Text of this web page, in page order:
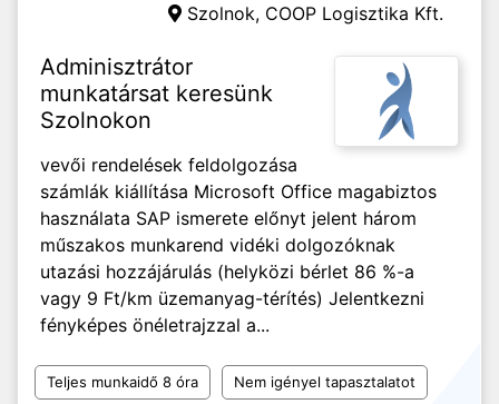
Szolnok, COOP Logisztika Kft.
Adminisztrátor
munkatársat keresünk
Szolnokon
vevői rendelések feldolgozása
számlák kiállítása Microsoft Office magabiztos
használata SAP ismerete előnyt jelent három
műszakos munkarend vidéki dolgozóknak
utazási hozzájárulás (helyközi bérlet 86 %-a
vagy 9 Ft/km üzemanyag-térítés) Jelentkezni
fényképes önéletrajzzal a...
Teljes munkaidő 8 óra Nem igényel tapasztalatot